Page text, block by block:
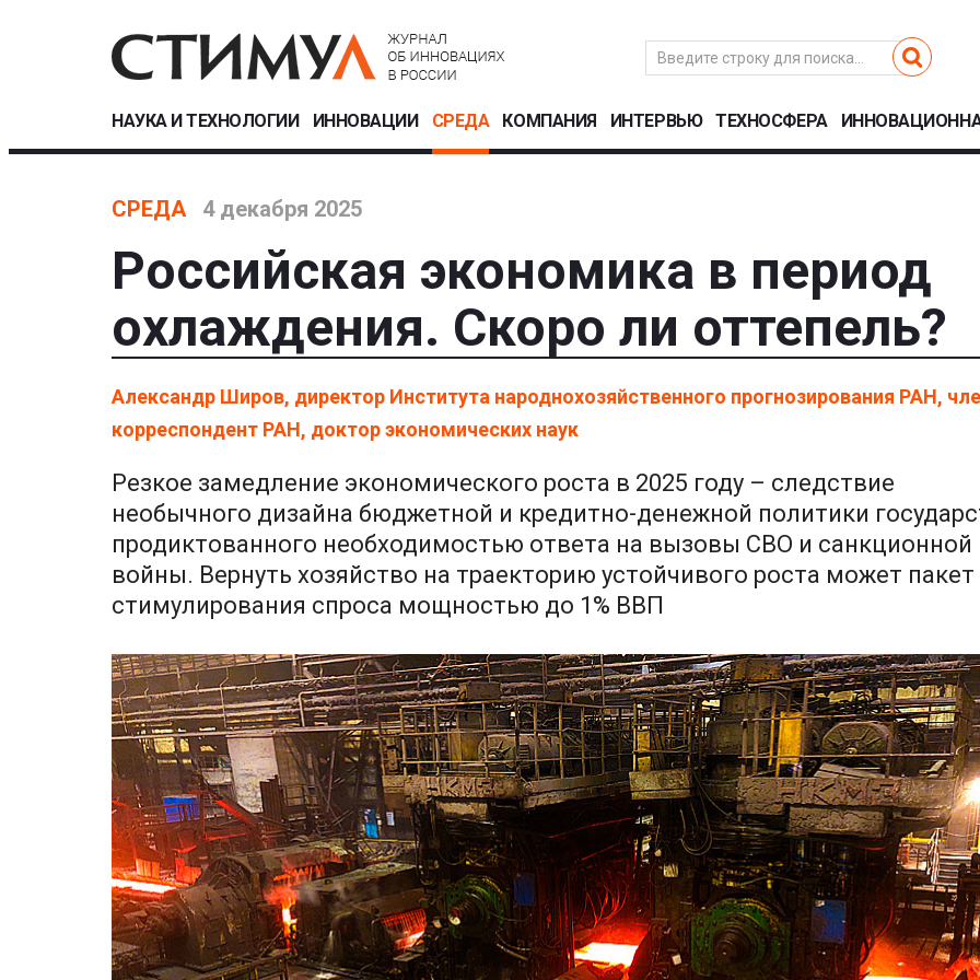
НАУКА И ТЕХНОЛОГИИ ИННОВАЦИИ СРЕДА КОМПАНИЯ ИНТЕРВЬЮ ТЕХНОСФЕРА
СРЕДА 4 декабря 2025
Российская экономика в период
охлаждения. Скоро ли оттепель?
Александр Широв, директор Института народнохозяйственного прогнозирования РАН,
корреспондент РАН, доктор экономических наук
Резкое замедление экономического роста в 2025 году – следствие
необычного дизайна бюджетной и кредитно-денежной политики
продиктованного необходимостью ответа на вызовы СВО и санкционной
войны. Вернуть хозяйство на траекторию устойчивого роста может пакет
стимулирования спроса мощностью до 1% ВВП